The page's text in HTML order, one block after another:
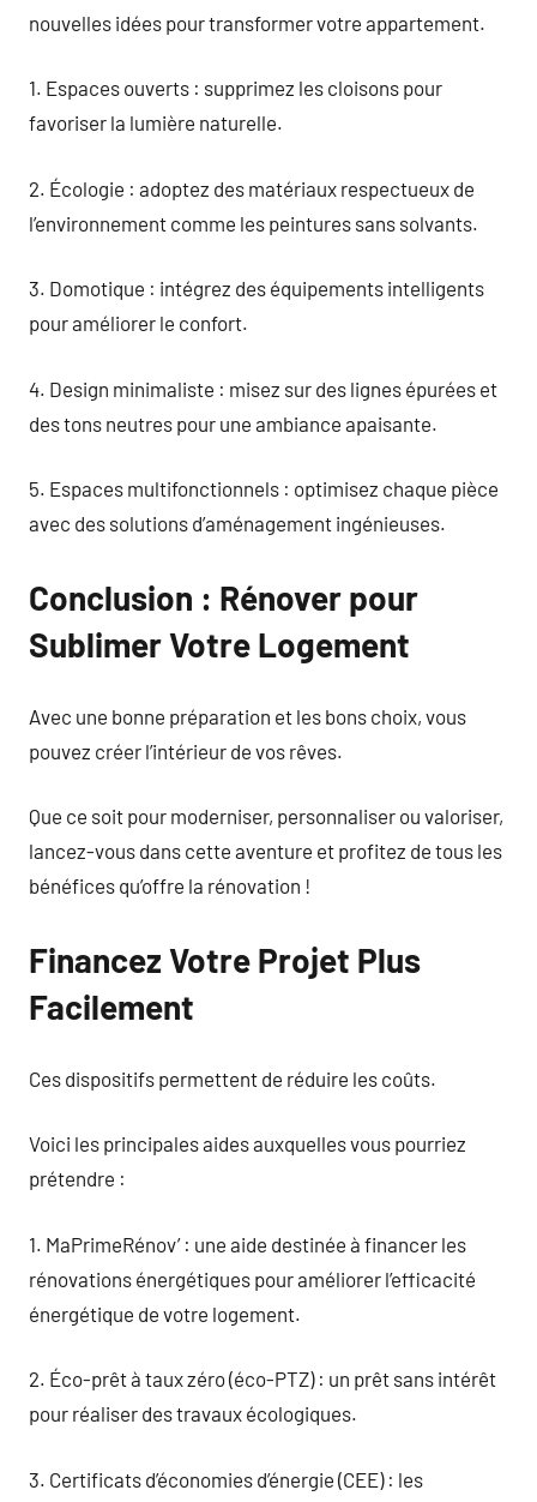
nouvelles idées pour transformer votre appartement.
1. Espaces ouverts : supprimez les cloisons pour
favoriser la lumière naturelle.
2. Écologie : adoptez des matériaux respectueux de
l’environnement comme les peintures sans solvants.
3. Domotique : intégrez des équipements intelligents
pour améliorer le confort.
4. Design minimaliste : misez sur des lignes épurées et
des tons neutres pour une ambiance apaisante.
5. Espaces multifonctionnels : optimisez chaque pièce
avec des solutions d’aménagement ingénieuses.
Conclusion : Rénover pour
Sublimer Votre Logement
Avec une bonne préparation et les bons choix, vous
pouvez créer l’intérieur de vos rêves.
Que ce soit pour moderniser, personnaliser ou valoriser,
lancez-vous dans cette aventure et profitez de tous les
bénéfices qu’offre la rénovation !
Financez Votre Projet Plus
Facilement
Ces dispositifs permettent de réduire les coûts.
Voici les principales aides auxquelles vous pourriez
prétendre :
1. MaPrimeRénov’ : une aide destinée à financer les
rénovations énergétiques pour améliorer l’efficacité
énergétique de votre logement.
2. Éco-prêt à taux zéro (éco-PTZ) : un prêt sans intérêt
pour réaliser des travaux écologiques.
3. Certificats d’économies d’énergie (CEE) : les